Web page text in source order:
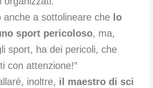
anche a sottolineare che lo
sport pericoloso, ma,
sport, ha dei pericoli, che
con attenzione!”
inoltre, il maestro di sci